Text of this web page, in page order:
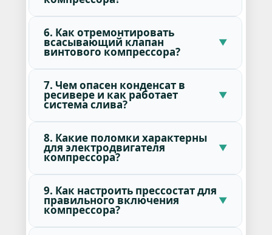
6. Как отремонтировать
всасывающий клапан
винтового компрессора?
7. Чем опасен конденсат в
ресивере и как работает
система слива?
8. Какие поломки характерны
для электродвигателя
компрессора?
9. Как настроить прессостат для
правильного включения
компрессора?